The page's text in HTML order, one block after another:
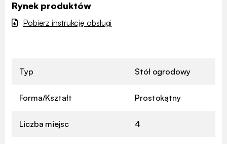
Rynek produktów
Pobierz instrukcję obsługi
Typ Stół ogrodowy
Forma/Kształt Prostokątny
Liczba miejsc 4